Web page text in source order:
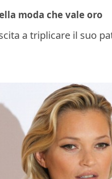
moda che vale oro
a triplicare il suo